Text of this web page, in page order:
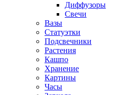
Диффузоры
Свечи
Вазы
Статуэтки
Подсвечники
Растения
Кашпо
Хранение
Картины
Часы